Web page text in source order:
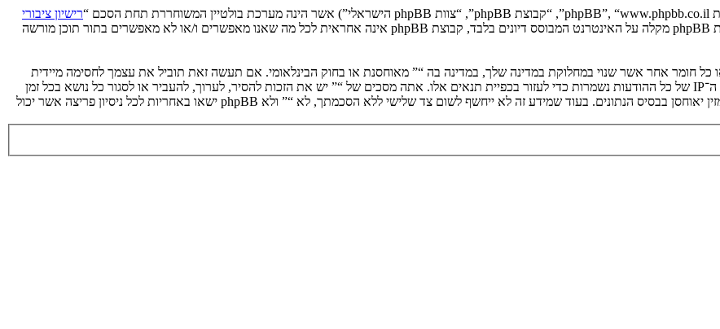
רישיון ציבורי
. מערכת phpBB מקלה על האינטרנט המבוסס דיונים בלבד, קבוצת phpBB אינה אחראית לכל מה שאנו מאפשרים ו/או לא מאפשרים בתור תוכן מורשה
כל חומר אחר אשר שנוי במחלוקת במדינה שלך, במדינה בה “” מאוחסנת או בחוק הבינלאומי. אם תעשה זאת תוביל את עצמך לחסימה מיידית
ולצמיתות, עם הודעה לספק שירות האינטרנט אם זה יראה לנו דרוש. כתובות ה־IP של כל ההודעות נשמרות כדי לעזור בכפיית תנאים אלו. אתה מסכים של “” יש את הזכות להסיר, לערוך, להעביר או לסגור כל נושא בכל זמן
נתון הנראה לנו מתאים. בתור משתמש אתה מסכים שכל המידע אשר אתה מזין יאוחסן בבסיס הנתונים. בעוד שמידע זה לא ייחשף לשום צד שלישי ללא הסכמתך, לא “” ולא phpBB ישאו באחריות לכל ניסיון פריצה אשר יכול